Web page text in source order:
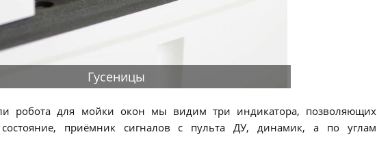
Гусеницы
робота для мойки окон мы видим три индикатора, позволяющих
состояние, приёмник сигналов с пульта ДУ, динамик, а по углам